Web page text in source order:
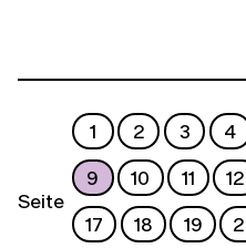
Seite
1 2 3 4
9
10 11 12
17
18 19